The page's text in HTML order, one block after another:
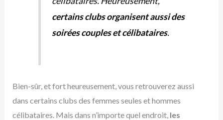
certains clubs organisent aussi des
soirées couples et célibataires.
Bien-sûr, et fort heureusement, vous retrouverez aussi
dans certains clubs des femmes seules et hommes
célibataires. Mais dans n’importe quel endroit, les